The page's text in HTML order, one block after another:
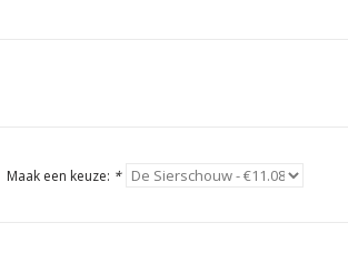
Maak een keuze: *